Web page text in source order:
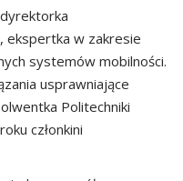
ekspertka w zakresie
systemów mobilności.
usprawniające
Politechniki
członkini